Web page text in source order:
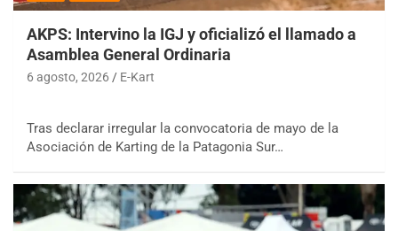
AKPS: Intervino la IGJ y oficializó el llamado a
Asamblea General Ordinaria
6 agosto, 2026 E-Kart
Tras declarar irregular la convocatoria de mayo de la
Asociación de Karting de la Patagonia Sur…